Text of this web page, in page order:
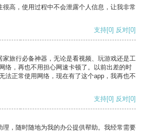
很高，使用过程中不会泄露个人信息，让我非常
支持[0] 反对[0]
家旅行必备神器，无论是看视频、玩游戏还是工
络，再也不用担心网速卡顿了。以前出差的时
法正常使用网络，现在有了这个app，我再也不
支持[0] 反对[0]
理，随时随地为我的办公提供帮助。我经常需要